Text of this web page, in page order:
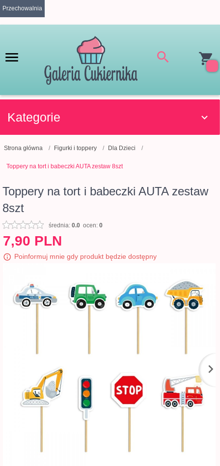
Przechowalnia
Kategorie
Strona główna Figurki i toppery Dla Dzieci
Toppery na tort i babeczki AUTA zestaw 8szt
Toppery na tort i babeczki AUTA zestaw
8szt
średnia: 0.0 ocen: 0
7,90 PLN
Poinformuj mnie gdy produkt będzie dostępny